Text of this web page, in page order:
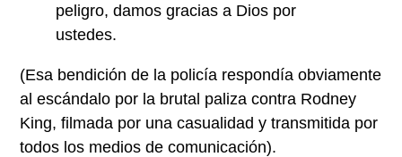
peligro, damos gracias a Dios por
ustedes.
(Esa bendición de la policía respondía obviamente
al escándalo por la brutal paliza contra Rodney
King, filmada por una casualidad y transmitida por
todos los medios de comunicación).